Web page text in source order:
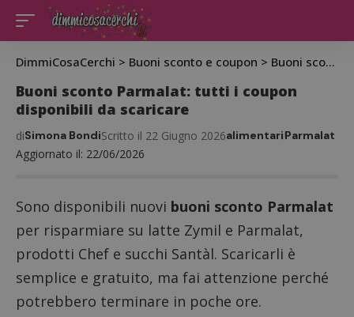
DimmiCosaCerchi > Buoni sconto e coupon > Buoni sconto Parmalat: tutti i coupon disponibili da scaricare
Buoni sconto Parmalat: tutti i coupon
disponibili da scaricare
Aggiornato il: 22/06/2026
diSimona BondiScritto il 22 Giugno 2026alimentariParmalat
Sono disponibili nuovi buoni sconto Parmalat
per risparmiare su latte Zymil e Parmalat,
prodotti Chef e succhi Santàl. Scaricarli è
semplice e gratuito, ma fai attenzione perché
potrebbero terminare in poche ore.